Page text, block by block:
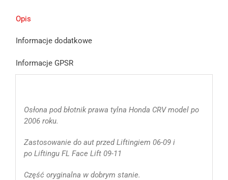
06-
Opis
Informacje dodatkowe
Informacje GPSR
Osłona pod błotnik prawa tylna Honda CRV model po
2006 roku.
Zastosowanie do aut przed Liftingiem 06-09 i
po Liftingu FL Face Lift 09-11
Część oryginalna w dobrym stanie.